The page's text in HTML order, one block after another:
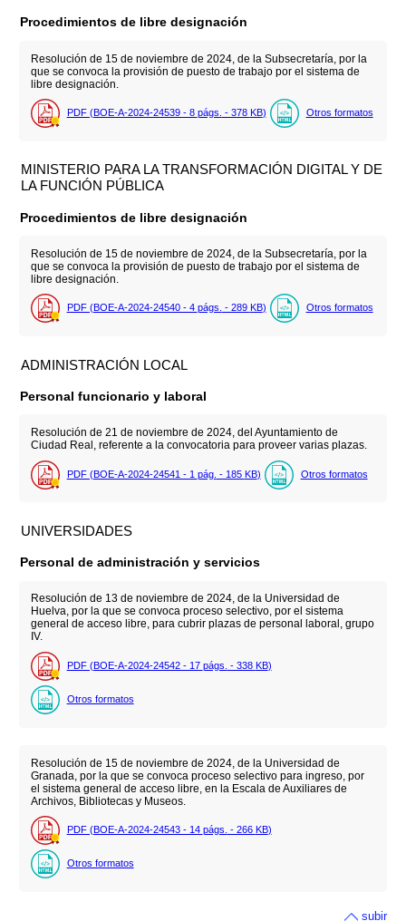
Procedimientos de libre designación
Resolución de 15 de noviembre de 2024, de la Subsecretaría, por la
que se convoca la provisión de puesto de trabajo por el sistema de
libre designación.
PDF (BOE-A-2024-24539 - 8 págs. - 378 KB) Otros formatos
MINISTERIO PARA LA TRANSFORMACIÓN DIGITAL Y DE
LA FUNCIÓN PÚBLICA
Procedimientos de libre designación
Resolución de 15 de noviembre de 2024, de la Subsecretaría, por la
que se convoca la provisión de puesto de trabajo por el sistema de
libre designación.
PDF (BOE-A-2024-24540 - 4 págs. - 289 KB) Otros formatos
ADMINISTRACIÓN LOCAL
Personal funcionario y laboral
Resolución de 21 de noviembre de 2024, del Ayuntamiento de
Ciudad Real, referente a la convocatoria para proveer varias plazas.
PDF (BOE-A-2024-24541 - 1 pág. - 185 KB) Otros formatos
UNIVERSIDADES
Personal de administración y servicios
Resolución de 13 de noviembre de 2024, de la Universidad de
Huelva, por la que se convoca proceso selectivo, por el sistema
general de acceso libre, para cubrir plazas de personal laboral, grupo
IV.
PDF (BOE-A-2024-24542 - 17 págs. - 338 KB)
Otros formatos
Resolución de 15 de noviembre de 2024, de la Universidad de
Granada, por la que se convoca proceso selectivo para ingreso, por
el sistema general de acceso libre, en la Escala de Auxiliares de
Archivos, Bibliotecas y Museos.
PDF (BOE-A-2024-24543 - 14 págs. - 266 KB)
Otros formatos
subir